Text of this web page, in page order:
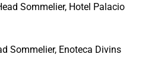
Sommelier, Hotel Palacio
Sommelier, Enoteca Divins